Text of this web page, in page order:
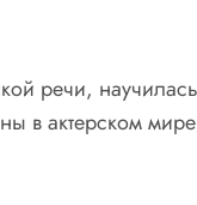
речи,
в актерском